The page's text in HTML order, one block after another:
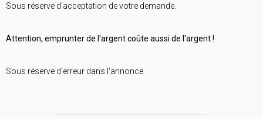
Sous réserve d'acceptation de votre demande.
Attention, emprunter de l'argent coûte aussi de l'argent !
Sous réserve d'erreur dans l'annonce